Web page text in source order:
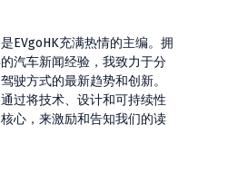
EVgoHK充满热情的主编。拥
汽车新闻经验，我致力于分
驶方式的最新趋势和创新。
过将技术、设计和可持续性
心，来激励和告知我们的读